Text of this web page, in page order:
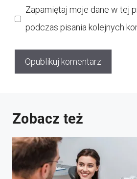
Zapamiętaj moje dane w tej
podczas pisania kolejnych
Zobacz też